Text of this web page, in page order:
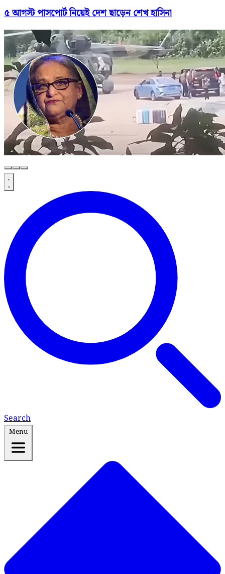
৫ আগস্ট পাসপোর্ট নিয়েই দেশ ছাড়েন শেখ হাসিনা
Search
Menu